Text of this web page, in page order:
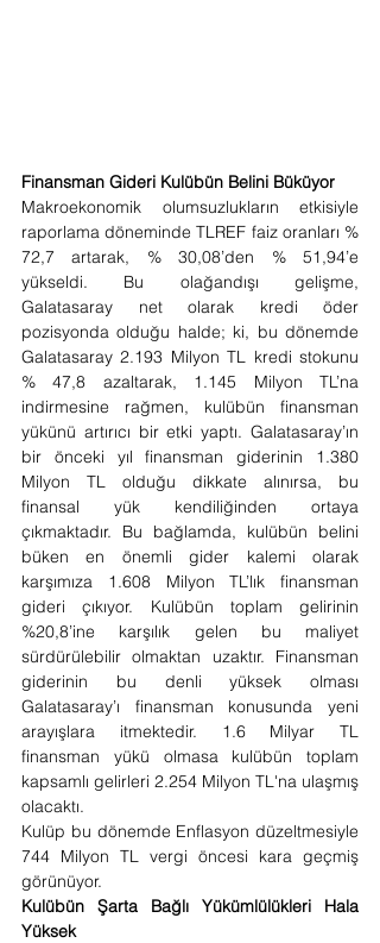
Finansman Gideri Kulübün Belini Büküyor
Makroekonomik olumsuzlukların etkisiyle
raporlama döneminde TLREF faiz oranları %
72,7 artarak, % 30,08’den % 51,94’e
yükseldi. Bu olağandışı gelişme,
Galatasaray net olarak kredi öder
pozisyonda olduğu halde; ki, bu dönemde
Galatasaray 2.193 Milyon TL kredi stokunu
% 47,8 azaltarak, 1.145 Milyon TL’na
indirmesine rağmen, kulübün finansman
yükünü artırıcı bir etki yaptı. Galatasaray’ın
bir önceki yıl finansman giderinin 1.380
Milyon TL olduğu dikkate alınırsa, bu
finansal yük kendiliğinden ortaya
çıkmaktadır. Bu bağlamda, kulübün belini
büken en önemli gider kalemi olarak
karşımıza 1.608 Milyon TL’lık finansman
gideri çıkıyor. Kulübün toplam gelirinin
%20,8’ine karşılık gelen bu maliyet
sürdürülebilir olmaktan uzaktır. Finansman
giderinin bu denli yüksek olması
Galatasaray’ı finansman konusunda yeni
arayışlara itmektedir. 1.6 Milyar TL
finansman yükü olmasa kulübün toplam
kapsamlı gelirleri 2.254 Milyon TL'na ulaşmış
olacaktı.
Kulüp bu dönemde Enflasyon düzeltmesiyle
744 Milyon TL vergi öncesi kara geçmiş
görünüyor.
Kulübün Şarta Bağlı Yükümlülükleri Hala
Yüksek